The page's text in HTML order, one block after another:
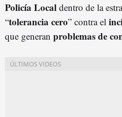
Policía Local dentro de la
“tolerancia cero” contra el
que generan problemas de